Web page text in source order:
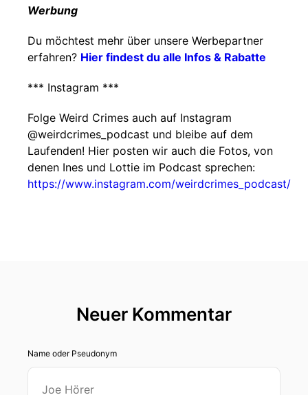
Werbung
Du möchtest mehr über unsere Werbepartner
erfahren? Hier findest du alle Infos & Rabatte
*** Instagram ***
Folge Weird Crimes auch auf Instagram
@weirdcrimes_podcast und bleibe auf dem
Laufenden! Hier posten wir auch die Fotos, von
denen Ines und Lottie im Podcast sprechen:
https://www.instagram.com/weirdcrimes_podcast/
Neuer Kommentar
Name oder Pseudonym